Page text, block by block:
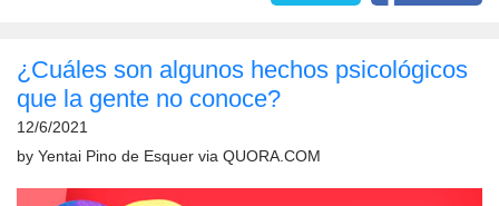
¿Cuáles son algunos hechos psicológicos
que la gente no conoce?
12/6/2021
by Yentai Pino de Esquer via QUORA.COM